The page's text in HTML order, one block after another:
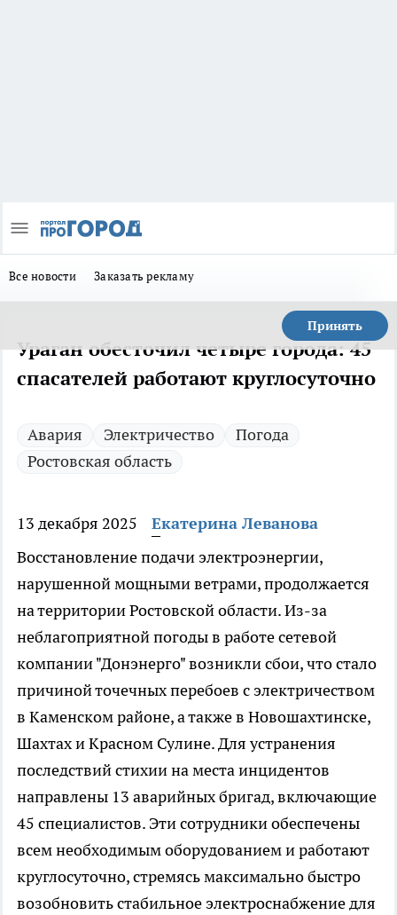
Все новости Заказать рекламу
Принять
Ураган обесточил четыре города: 45
спасателей работают круглосуточно
Авария Электричество
Погода
Ростовская область
13 декабря 2025
Екатерина Леванова
Восстановление подачи электроэнергии,
нарушенной мощными ветрами, продолжается
на территории Ростовской области. Из-за
неблагоприятной погоды в работе сетевой
компании "Донэнерго" возникли сбои, что стало
причиной точечных перебоев с электричеством
в Каменском районе, а также в Новошахтинске,
Шахтах и Красном Сулине. Для устранения
последствий стихии на места инцидентов
направлены 13 аварийных бригад, включающие
45 специалистов. Эти сотрудники обеспечены
всем необходимым оборудованием и работают
круглосуточно, стремясь максимально быстро
возобновить стабильное электроснабжение для